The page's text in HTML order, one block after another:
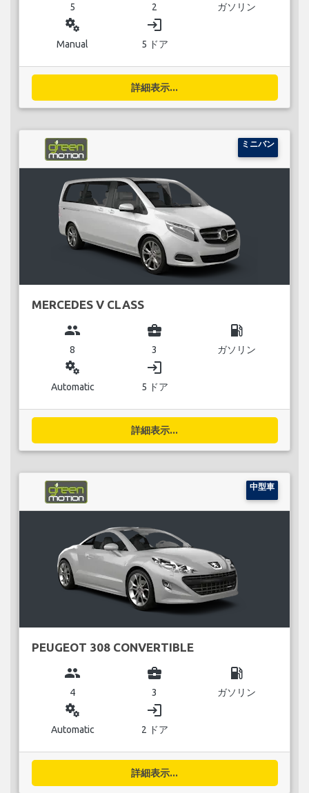
5 2 ガソリン
miscellaneous_services
Manual
login
5 ドア
詳細表示...
ミニバン
MERCEDES V CLASS
group
8
business_center
3
local_gas_station
ガソリン
miscellaneous_services
Automatic
login
5 ドア
詳細表示...
中型車
PEUGEOT 308 CONVERTIBLE
group
4
business_center
3
local_gas_station
ガソリン
miscellaneous_services
Automatic
login
2 ドア
詳細表示...